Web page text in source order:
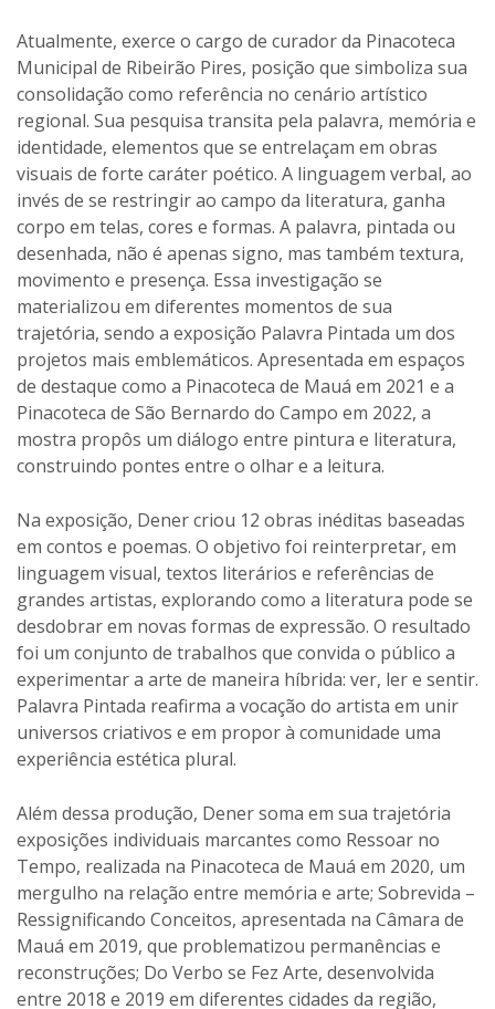
Atualmente, exerce o cargo de curador da Pinacoteca
Municipal de Ribeirão Pires, posição que simboliza sua
consolidação como referência no cenário artístico
regional. Sua pesquisa transita pela palavra, memória e
identidade, elementos que se entrelaçam em obras
visuais de forte caráter poético. A linguagem verbal, ao
invés de se restringir ao campo da literatura, ganha
corpo em telas, cores e formas. A palavra, pintada ou
desenhada, não é apenas signo, mas também textura,
movimento e presença. Essa investigação se
materializou em diferentes momentos de sua
trajetória, sendo a exposição Palavra Pintada um dos
projetos mais emblemáticos. Apresentada em espaços
de destaque como a Pinacoteca de Mauá em 2021 e a
Pinacoteca de São Bernardo do Campo em 2022, a
mostra propôs um diálogo entre pintura e literatura,
construindo pontes entre o olhar e a leitura.
Na exposição, Dener criou 12 obras inéditas baseadas
em contos e poemas. O objetivo foi reinterpretar, em
linguagem visual, textos literários e referências de
grandes artistas, explorando como a literatura pode se
desdobrar em novas formas de expressão. O resultado
foi um conjunto de trabalhos que convida o público a
experimentar a arte de maneira híbrida: ver, ler e sentir.
Palavra Pintada reafirma a vocação do artista em unir
universos criativos e em propor à comunidade uma
experiência estética plural.
Além dessa produção, Dener soma em sua trajetória
exposições individuais marcantes como Ressoar no
Tempo, realizada na Pinacoteca de Mauá em 2020, um
mergulho na relação entre memória e arte; Sobrevida –
Ressignificando Conceitos, apresentada na Câmara de
Mauá em 2019, que problematizou permanências e
reconstruções; Do Verbo se Fez Arte, desenvolvida
entre 2018 e 2019 em diferentes cidades da região,